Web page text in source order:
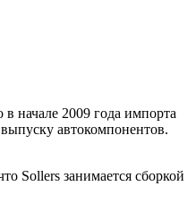
начале 2009 года импорта
автокомпонентов.
Sollers занимается сборкой